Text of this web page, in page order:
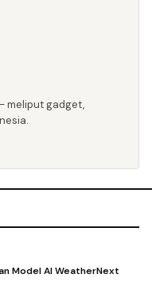
meliput gadget,
Model AI WeatherNext